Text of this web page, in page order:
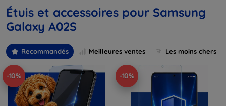
Étuis et accessoires pour Samsung
Galaxy A02S
Recommandés Meilleures ventes Les moins chers
-10% -10%